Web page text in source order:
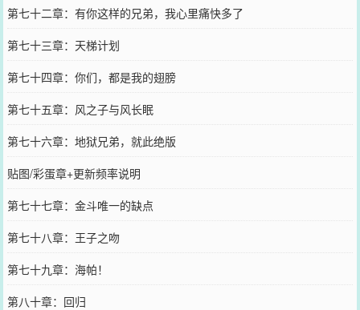
第七十二章：有你这样的兄弟，我心里痛快多了
第七十三章：天梯计划
第七十四章：你们，都是我的翅膀
第七十五章：风之子与风长眠
第七十六章：地狱兄弟，就此绝版
贴图/彩蛋章+更新频率说明
第七十七章：金斗唯一的缺点
第七十八章：王子之吻
第七十九章：海帕！
第八十章：回归